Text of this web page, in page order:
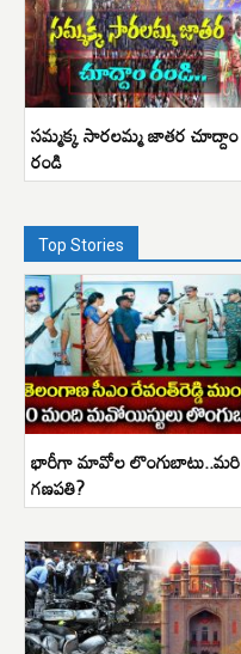
సమ్మక్క సారలమ్మ జాతర చూద్దాం
రండి
Top Stories
భారీగా మావోల లొంగుబాటు..మరి
గణపతి?